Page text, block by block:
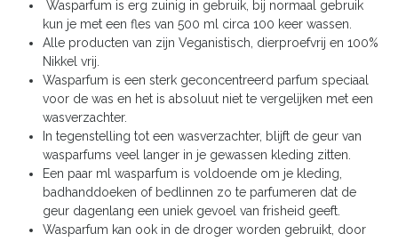
Wasparfum is erg zuinig in gebruik, bij normaal gebruik
kun je met een fles van 500 ml circa 100 keer wassen.
Alle producten van zijn Veganistisch, dierproefvrij en 100%
Nikkel vrij.
Wasparfum is een sterk geconcentreerd parfum speciaal
voor de was en het is absoluut niet te vergelijken met een
wasverzachter.
In tegenstelling tot een wasverzachter, blijft de geur van
wasparfums veel langer in je gewassen kleding zitten.
Een paar ml wasparfum is voldoende om je kleding,
badhanddoeken of bedlinnen zo te parfumeren dat de
geur dagenlang een uniek gevoel van frisheid geeft.
Wasparfum kan ook in de droger worden gebruikt, door